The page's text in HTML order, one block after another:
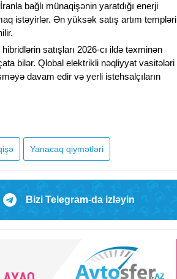
bağlı münaqişənin yaratdığı enerji
istəyirlər. Ən yüksək satış artım templəri
satışları 2026-cı ildə təxminən
bilər. Qlobal elektrikli nəqliyyat vasitələri
davam edir və yerli istehsalçıların
Yanacaq qiymətləri
Bizi Telegram-da izləyin